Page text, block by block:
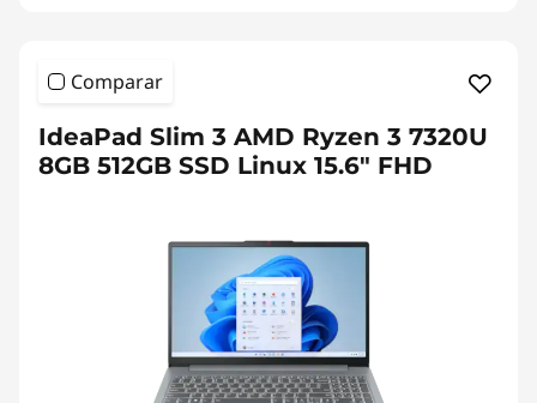
Comparar
IdeaPad Slim 3 AMD Ryzen 3 7320U
8GB 512GB SSD Linux 15.6" FHD